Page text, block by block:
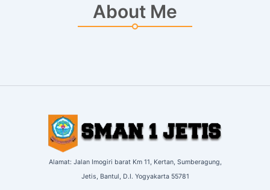
About Me
Alamat: Jalan Imogiri barat Km 11, Kertan, Sumberagung,
Jetis, Bantul, D.I. Yogyakarta 55781